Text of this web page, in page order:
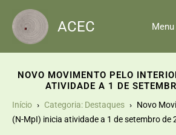
content
ACEC Menu
NOVO MOVIMENTO PELO
ATIVIDADE A 1 DE
Início Categoria: Destaques
Novo
(N-MpI) inicia atividade a 1 de setembro de